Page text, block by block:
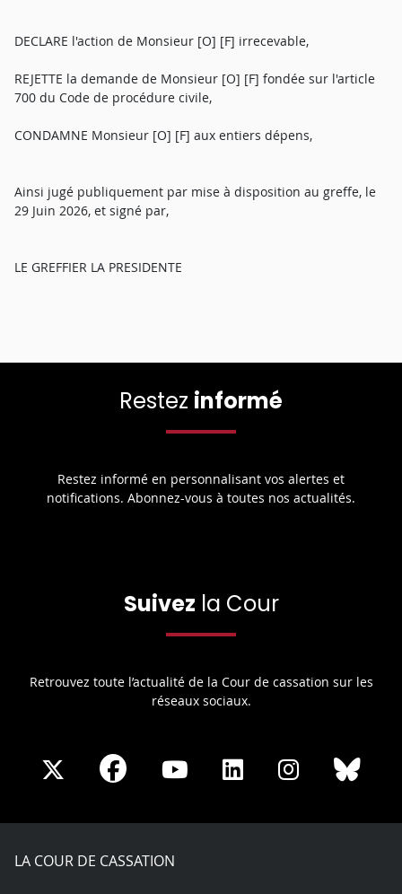
DECLARE l'action de Monsieur [O] [F] irrecevable,
REJETTE la demande de Monsieur [O] [F] fondée sur l'article
700 du Code de procédure civile,
CONDAMNE Monsieur [O] [F] aux entiers dépens,
Ainsi jugé publiquement par mise à disposition au greffe, le
29 Juin 2026, et signé par,
LE GREFFIER LA PRESIDENTE
Restez informé
Restez informé en personnalisant vos alertes et
notifications. Abonnez-vous à toutes nos actualités.
Suivez la Cour
Retrouvez toute l’actualité de la Cour de cassation sur les
réseaux sociaux.
Share
X
Share
Facebook
Share
Youtube
Share
LinkedIn
Share
Instagram
LA COUR DE CASSATION